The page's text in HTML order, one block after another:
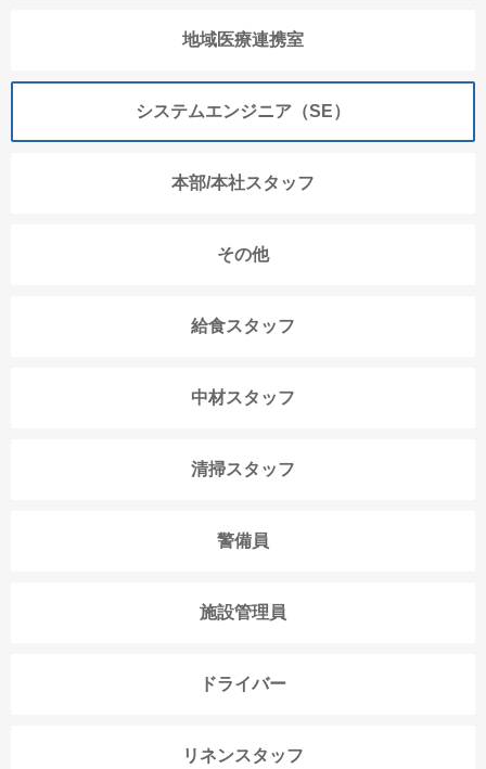
地域医療連携室
システムエンジニア（SE）
本部/本社スタッフ
その他
給食スタッフ
中材スタッフ
清掃スタッフ
警備員
施設管理員
ドライバー
リネンスタッフ